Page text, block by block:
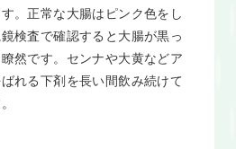
。正常な大腸はピンク色をし
検査で確認すると大腸が黒っ
然です。センナや大黄などア
れる下剤を長い間飲み続けて